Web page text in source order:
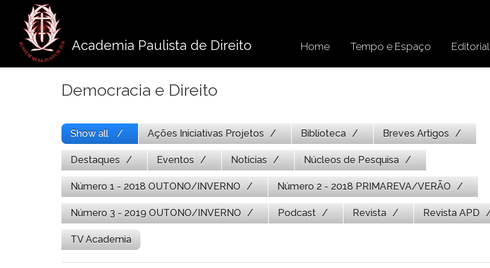
conteúdo
Academia Paulista de Direito Home Tempo e Espaço Editorial
Democracia e Direito
Show all Ações Iniciativas Projetos Biblioteca Breves Artigos
Destaques Eventos Notícias Núcleos de Pesquisa
Número 1 - 2018 OUTONO/INVERNO Número 2 - 2018 PRIMAREVA/VERÃO
Número 3 - 2019 OUTONO/INVERNO Podcast Revista Revista APD
TV Academia